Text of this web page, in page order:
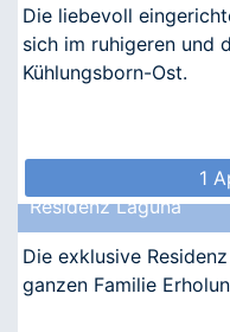
Die liebevoll
sich im ruhigeren und
Kühlungsborn-Ost.
1
Residenz Laguna
Die exklusive
ganzen Familie